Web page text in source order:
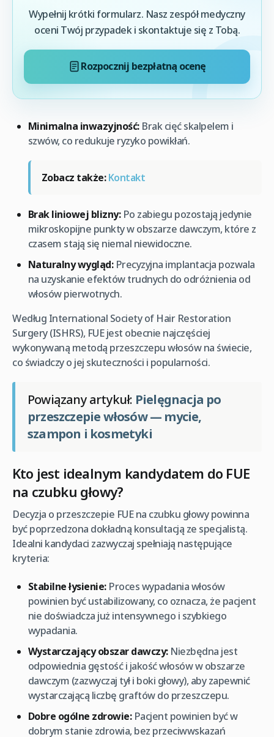
Wypełnij krótki formularz. Nasz zespół medyczny
oceni Twój przypadek i skontaktuje się z Tobą.
Rozpocznij bezpłatną ocenę
Minimalna inwazyjność:Brak cięć skalpelem i
szwów, co redukuje ryzyko powikłań.
Zobacz także:Kontakt
Brak liniowej blizny:Po zabiegu pozostają jedynie
mikroskopijne punkty w obszarze dawczym, które z
czasem stają się niemal niewidoczne.
Naturalny wygląd:Precyzyjna implantacja pozwala
na uzyskanie efektów trudnych do odróżnienia od
włosów pierwotnych.
Według International Society of Hair Restoration
Surgery (ISHRS), FUE jest obecnie najczęściej
wykonywaną metodą przeszczepu włosów na świecie,
co świadczy o jej skuteczności i popularności.
Powiązany artykuł: Pielęgnacja po
przeszczepie włosów — mycie,
szampon i kosmetyki
Kto jest idealnym kandydatem do FUE
na czubku głowy?
Decyzja o przeszczepie FUE na czubku głowy powinna
być poprzedzona dokładną konsultacją ze specjalistą.
Idealni kandydaci zazwyczaj spełniają następujące
kryteria:
Stabilne łysienie:Proces wypadania włosów
powinien być ustabilizowany, co oznacza, że pacjent
nie doświadcza już intensywnego i szybkiego
wypadania.
Wystarczający obszar dawczy:Niezbędna jest
odpowiednia gęstość i jakość włosów w obszarze
dawczym (zazwyczaj tył i boki głowy), aby zapewnić
wystarczającą liczbę graftów do przeszczepu.
Dobre ogólne zdrowie:Pacjent powinien być w
dobrym stanie zdrowia, bez przeciwwskazań